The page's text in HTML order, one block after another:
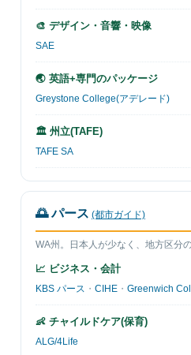
🎨 デザイン・音響・映像
SAE
🌏 英語+専門のパッケージ
Greystone College(アデレード)
🏛 州立(TAFE)
TAFE SA
🌅 パース (都市ガイド)
WA州。日本人が少なく、地方区分
📈 ビジネス・会計
KBS パース ・ CIHE ・ Greenwich
👶 チャイルドケア(保育)
ALG/4Life